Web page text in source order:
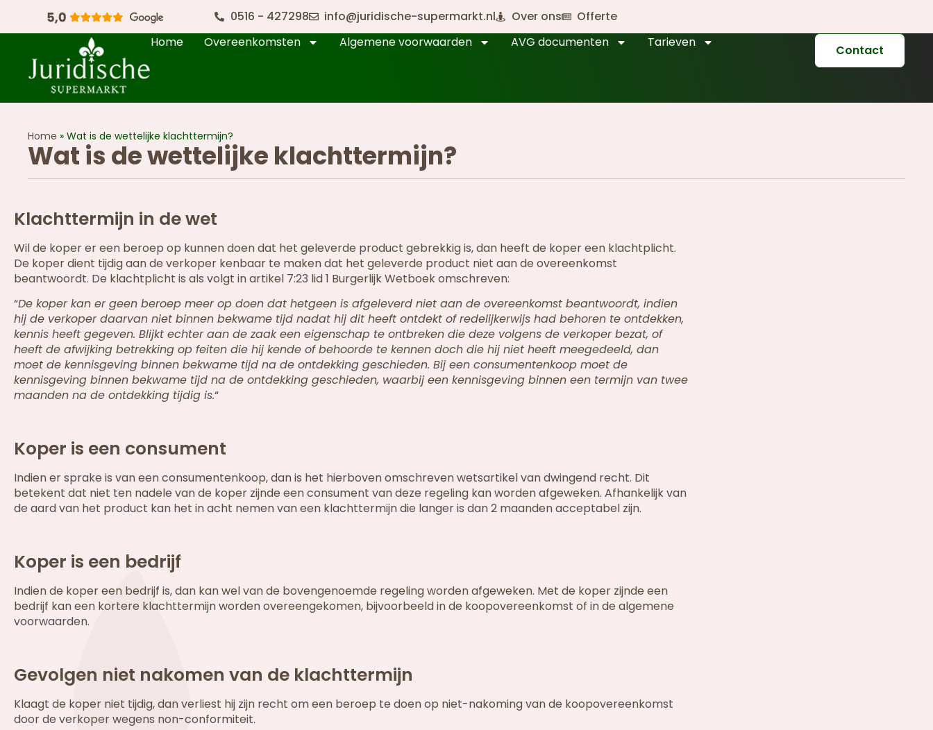
0516 - 427298 info@juridische-supermarkt.nl Over ons
Offerte
Home
Overeenkomsten Algemene voorwaarden AVG documenten Tarieven
Contact
Home »Wat is de wettelijke klachttermijn?
Wat is de wettelijke klachttermijn?
Klachttermijn in de wet
Wil de koper er een beroep op kunnen doen dat het geleverde product gebrekkig is, dan heeft de koper een klachtplicht.
De koper dient tijdig aan de verkoper kenbaar te maken dat het geleverde product niet aan de overeenkomst
beantwoordt. De klachtplicht is als volgt in artikel 7:23 lid 1 Burgerlijk Wetboek omschreven:
“De koper kan er geen beroep meer op doen dat hetgeen is afgeleverd niet aan de overeenkomst beantwoordt, indien
hij de verkoper daarvan niet binnen bekwame tijd nadat hij dit heeft ontdekt of redelijkerwijs had behoren te ontdekken,
kennis heeft gegeven. Blijkt echter aan de zaak een eigenschap te ontbreken die deze volgens de verkoper bezat, of
heeft de afwijking betrekking op feiten die hij kende of behoorde te kennen doch die hij niet heeft meegedeeld, dan
moet de kennisgeving binnen bekwame tijd na de ontdekking geschieden. Bij een consumentenkoop moet de
kennisgeving binnen bekwame tijd na de ontdekking geschieden, waarbij een kennisgeving binnen een termijn van twee
maanden na de ontdekking tijdig is.“
Koper is een consument
Indien er sprake is van een consumentenkoop, dan is het hierboven omschreven wetsartikel van dwingend recht. Dit
betekent dat niet ten nadele van de koper zijnde een consument van deze regeling kan worden afgeweken. Afhankelijk van
de aard van het product kan het in acht nemen van een klachttermijn die langer is dan 2 maanden acceptabel zijn.
Koper is een bedrijf
Indien de koper een bedrijf is, dan kan wel van de bovengenoemde regeling worden afgeweken. Met de koper zijnde een
bedrijf kan een kortere klachttermijn worden overeengekomen, bijvoorbeeld in de koopovereenkomst of in de algemene
voorwaarden.
Gevolgen niet nakomen van de klachttermijn
Klaagt de koper niet tijdig, dan verliest hij zijn recht om een beroep te doen op niet-nakoming van de koopovereenkomst
door de verkoper wegens non-conformiteit.